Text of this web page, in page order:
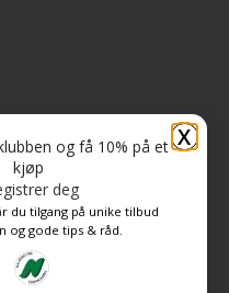
X
og få 10% på et
kjøp
deg
du tilgang på unike tilbud
og gode tips & råd.